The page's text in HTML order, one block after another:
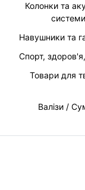
Колонки та
системи
Навушники та
Спорт,
Товари для
Валізи /